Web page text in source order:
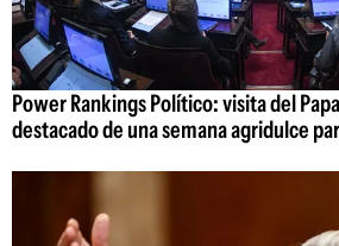
Power Rankings Político: visita del
destacado de una semana agridulce